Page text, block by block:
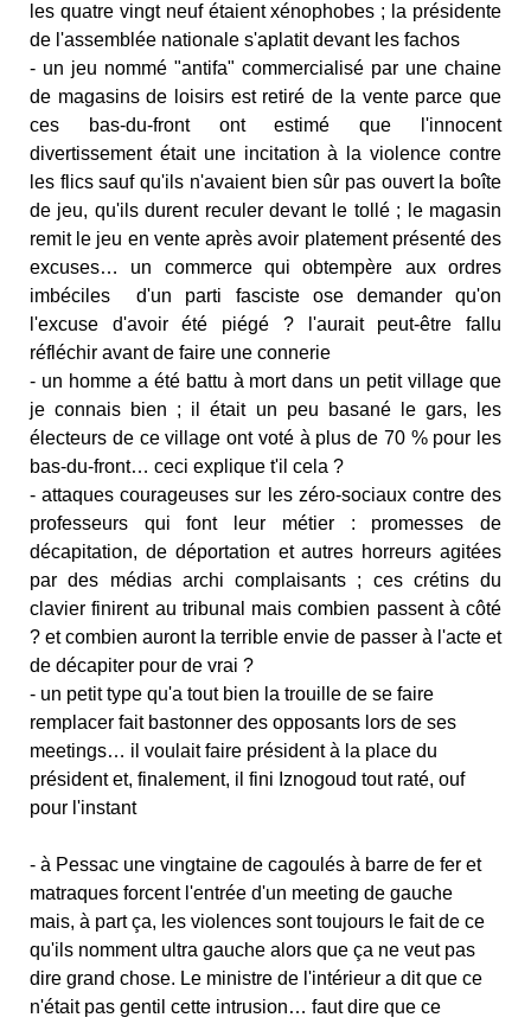
les quatre vingt neuf étaient xénophobes ; la présidente
de l'assemblée nationale s'aplatit devant les fachos
- un jeu nommé "antifa" commercialisé par une chaine
de magasins de loisirs est retiré de la vente parce que
ces bas-du-front ont estimé que l'innocent
divertissement était une incitation à la violence contre
les flics sauf qu'ils n'avaient bien sûr pas ouvert la boîte
de jeu, qu'ils durent reculer devant le tollé ; le magasin
remit le jeu en vente après avoir platement présenté des
excuses… un commerce qui obtempère aux ordres
imbéciles d'un parti fasciste ose demander qu'on
l'excuse d'avoir été piégé ? l'aurait peut-être fallu
réfléchir avant de faire une connerie
- un homme a été battu à mort dans un petit village que
je connais bien ; il était un peu basané le gars, les
électeurs de ce village ont voté à plus de 70 % pour les
bas-du-front… ceci explique t'il cela ?
- attaques courageuses sur les zéro-sociaux contre des
professeurs qui font leur métier : promesses de
décapitation, de déportation et autres horreurs agitées
par des médias archi complaisants ; ces crétins du
clavier finirent au tribunal mais combien passent à côté
? et combien auront la terrible envie de passer à l'acte et
de décapiter pour de vrai ?
- un petit type qu'a tout bien la trouille de se faire
remplacer fait bastonner des opposants lors de ses
meetings… il voulait faire président à la place du
président et, finalement, il fini Iznogoud tout raté, ouf
pour l'instant
- à Pessac une vingtaine de cagoulés à barre de fer et
matraques forcent l'entrée d'un meeting de gauche
mais, à part ça, les violences sont toujours le fait de ce
qu'ils nomment ultra gauche alors que ça ne veut pas
dire grand chose. Le ministre de l'intérieur a dit que ce
n'était pas gentil cette intrusion… faut dire que ce